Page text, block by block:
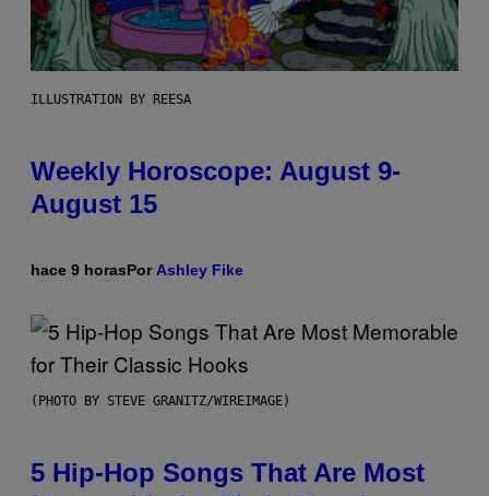
ILLUSTRATION BY REESA
Weekly Horoscope: August 9-
August 15
hace 9 horasPorAshley Fike
(PHOTO BY STEVE GRANITZ/WIREIMAGE)
5 Hip-Hop Songs That Are Most